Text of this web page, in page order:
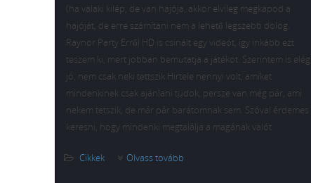
(ha valaki kilép, de van hajója, akkor elvileg megkapod a
hajóját, de erre számítani nem a lehető legszebb dolog.
Raynor Party Erről HD is csinált egy videót, így inkább ezt
teszem ki, mert jobban bemutatja a játékot. Szerintem is elég
jó, nem csak neki tettszik Hirtele nennyi volt, amiket
mindenkinek csak ajánlani tudok, persze van még pár, ami
nekem tetszik, de már pár barátomnak sem. Szóval érdemes
keresni, hogy mindenki megtalálja a magának valót
Cikkek Olvass tovább